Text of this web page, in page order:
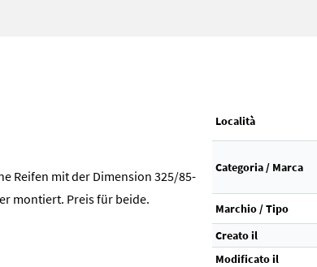
Reifen mit der Dimension 325/85-
montiert. Preis für beide.
Località
Categoria / Marca
Marchio / Tipo
Creato il
Modificato il